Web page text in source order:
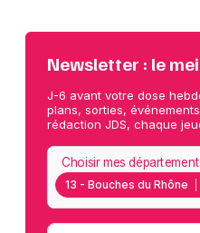
Newsletter : le
J-6 avant votre dose
plans, sorties,
rédaction JDS, chaque
13 - Bouches du Rhône
Choisir mes